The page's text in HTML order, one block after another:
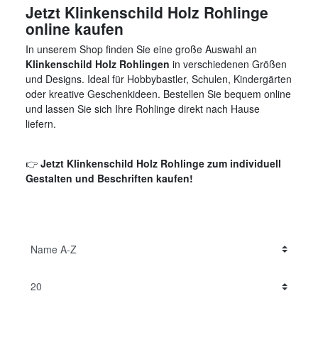
Jetzt Klinkenschild Holz Rohlinge
online kaufen
In unserem Shop finden Sie eine große Auswahl an
Klinkenschild Holz Rohlingen in verschiedenen Größen
und Designs. Ideal für Hobbybastler, Schulen, Kindergärten
oder kreative Geschenkideen. Bestellen Sie bequem online
und lassen Sie sich Ihre Rohlinge direkt nach Hause
liefern.
👉 Jetzt Klinkenschild Holz Rohlinge zum individuell
Gestalten und Beschriften kaufen!